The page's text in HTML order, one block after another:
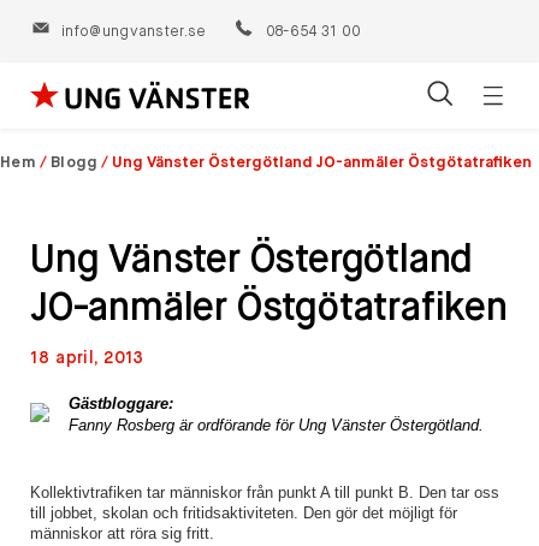
info@ungvanster.se 08-654 31 00
Hoppa
till
Hem / Blogg / Ung Vänster Östergötland JO-anmäler Östgötatrafiken
Ung Vänster Östergötland
JO-anmäler Östgötatrafiken
18 april, 2013
Gästbloggare:
Fanny Rosberg är ordförande för Ung Vänster Östergötland.
Kollektivtrafiken tar människor från punkt A till punkt B. Den tar oss
till jobbet, skolan och fritidsaktiviteten. Den gör det möjligt för
människor att röra sig fritt.